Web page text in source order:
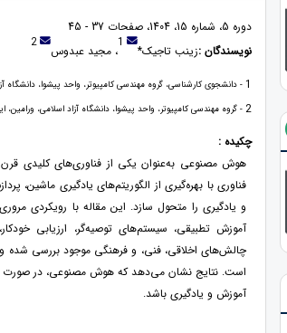
دوره 5، شماره 15، 1404، صفحات 37 - 45
نویسندگان :زینب تاجیک* 1، مجید عبدوس 2
1 - دانشجوی کارشناسی، گروه مهندسی کامپیوتر، واحد پیشوا، دانشگاه
2 - گروه مهندسی کامپیوتر، واحد پیشوا، دانشگاه آزاد اسلامی، ورامین،
چکیده :
هوش مصنوعی به‌عنوان یکی از فناوری‌های کلیدی
فناوری با بهره‌گیری از الگوریتم‌های یادگیری
و یادگیری را متحول سازد. این مقاله با رویکردی
آموزش تطبیقی، سیستم‌های توصیه‌گر، ارزیابی
چالش‌های اخلاقی، فنی، و فرهنگی موجود بررسی شده
است. نتایج نشان می‌دهد که هوش مصنوعی، در صورت
آموزش و یادگیری باشد.